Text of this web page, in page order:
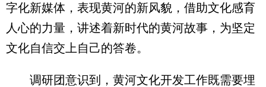
字化新媒体，表现黄河的新风貌，借助文化感育
人心的力量，讲述着新时代的黄河故事，为坚定
文化自信交上自己的答卷。
调研团意识到，黄河文化开发工作既需要埋